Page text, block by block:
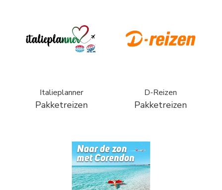
Italieplanner
Pakketreizen
D-Reizen
Pakketreizen